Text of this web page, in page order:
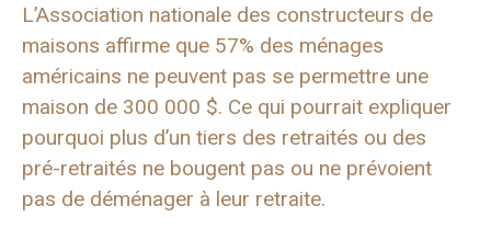
L’Association nationale des constructeurs de
maisons affirme que 57% des ménages
américains ne peuvent pas se permettre une
maison de 300 000 $. Ce qui pourrait expliquer
pourquoi plus d’un tiers des retraités ou des
pré-retraités ne bougent pas ou ne prévoient
pas de déménager à leur retraite.